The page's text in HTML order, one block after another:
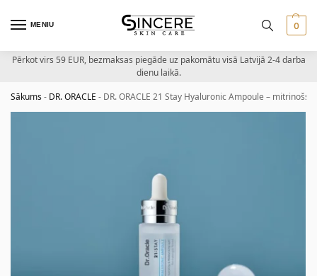
MENIU 0
Pērkot virs 59 EUR, bezmaksas piegāde uz pakomātu visā Latvijā 2-4 darba
dienu laikā.
Sākums- DR. ORACLE - DR. ORACLE 21 Stay Hyaluronic Ampoule – mitrinošs